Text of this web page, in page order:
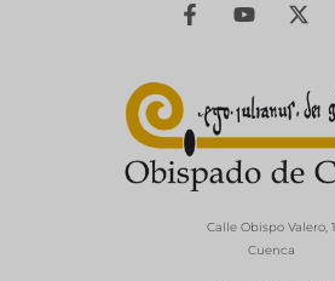
Calle Obispo Valero, 1
Cuenca